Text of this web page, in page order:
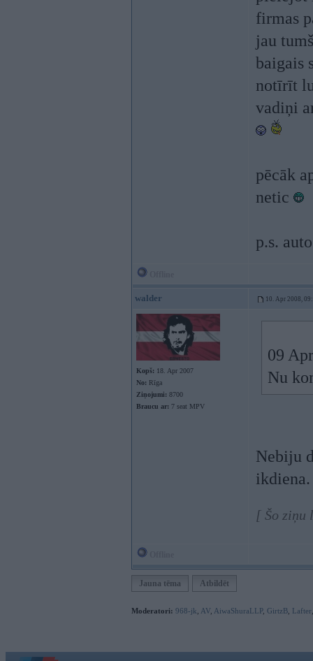
firmas
jau
baigais
notīrīt
vadiņi
pēcāk
netic
p.s.
walder 10. Apr 2008,
Kopš: 18. Apr 2007
No: Rīga
Ziņojumi: 8700
Braucu ar: 7 seat MPV
09
Nu
Nebiju
ikdiena.
[ Šo ziņu
Jauna tēma Atbildēt
Moderatori: 968-jk AV AiwaShuraLLP, GirtzB Lafter